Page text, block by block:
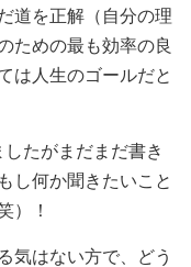
道を正解（自分の理
ための最も効率の良
は人生のゴールだと
たがまだまだ書き
し何か聞きたいこと
）！
気はない方で、どう